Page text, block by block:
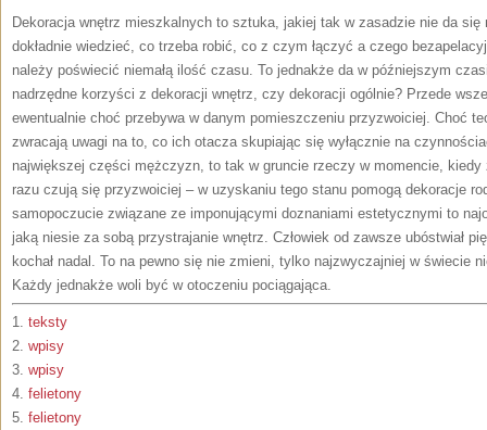
Dekoracja wnętrz mieszkalnych to sztuka, jakiej tak w zasadzie nie da się
dokładnie wiedzieć, co trzeba robić, co z czym łączyć a czego
należy poświecić niemałą ilość czasu. To jednakże da w późniejszym
nadrzędne korzyści z dekoracji wnętrz, czy dekoracji ogólnie? Przede
ewentualnie choć przebywa w danym pomieszczeniu przyzwoiciej. Choć
zwracają uwagi na to, co ich otacza skupiając się wyłącznie na
największej części mężczyzn, to tak w gruncie rzeczy w momencie, kiedy
razu czują się przyzwoiciej – w uzyskaniu tego stanu pomogą dekoracje
samopoczucie związane ze imponującymi doznaniami estetycznymi to
jaką niesie za sobą przystrajanie wnętrz. Człowiek od zawsze ubóstwiał
kochał nadal. To na pewno się nie zmieni, tylko najzwyczajniej w świecie
Każdy jednakże woli być w otoczeniu pociągająca.
1. teksty
2. wpisy
3. wpisy
4. felietony
5. felietony